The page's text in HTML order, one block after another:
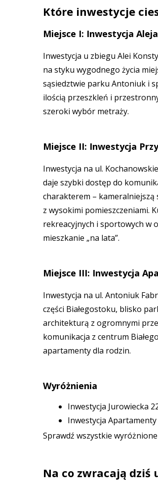
Które inwestycje
Miejsce I: Inwestycja
Inwestycja u zbiegu Alei
na styku wygodnego życia
sąsiedztwie parku Antoniuk i
ilością przeszkleń i
szeroki wybór metraży.
Miejsce II: Inwestycja
Inwestycja na ul.
daje szybki dostęp do
charakterem –
z wysokimi pomieszczeniami.
rekreacyjnych i sportowych w
mieszkanie „na lata”.
Miejsce III: Inwestycja
Inwestycja na ul. Antoniuk
części Białegostoku, blisko
architekturą z ogromnymi
komunikacja z centrum
apartamenty dla rodzin.
Wyróżnienia
Inwestycja Jurowiecka
Inwestycja
Sprawdź wszystkie
Na co zwracają dziś